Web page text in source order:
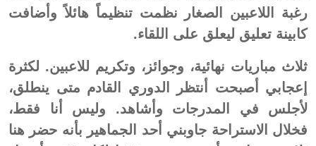
رغبة اللاعبين الصغار نظمت تنظيماً هائلاً وأضافت
كابينة تعليق ليعلق على اللقاء.
ثلاث مباريات نهائية، وجوائز، وتكريم للاعبين. لكثرة
إعجابي أصبحت أنتظر الدوري القادم متى ينطلق،
لأجلس في المدرجات وأشاهد. وليس أنا فقط،
فخلال الاستراحة جاوبني أحد الجماهير بأنه حضر هنا